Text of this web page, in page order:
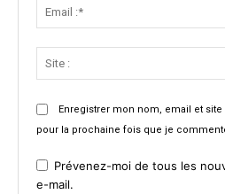
Enregistrer mon nom, email et
pour la prochaine fois que je
Prévenez-moi de tous les
e-mail.